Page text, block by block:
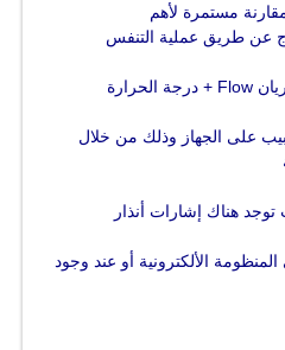
مستمرة لأهم
عن طريق عملية التنفس
+ الحجم Volume + معدل الجريان Flow + درجة الحرارة
على الجهاز وذلك من خلال
هناك إشارات أنذار
الألكترونية أو عند وجود